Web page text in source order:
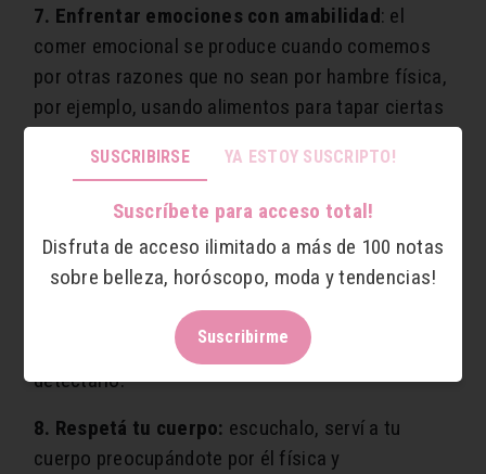
7. Enfrentar emociones con amabilidad: el
comer emocional se produce cuando comemos
por otras razones que no sean por hambre física,
por ejemplo, usando alimentos para tapar ciertas
primero que tenés que hacer es ser amable con
vos misma. Muchas veces el comer por
emociones es demonizado y visto como
pero en realidad es bastante común, incluso
puede ayudarte a resolver ciertas situaciones
difíciles pero sabiendo que no va a ser una
solución en el largo plazo. El primer paso es
detectarlo.
8. Respetá tu cuerpo: escuchalo, serví a tu
cuerpo preocupándote por él física y
SUSCRIBIRSE YA ESTOY SUSCRIPTO!
Suscríbete para acceso total!
Disfruta de acceso ilimitado a más de 100 notas
sobre belleza, horóscopo, moda y tendencias!
Suscribirme